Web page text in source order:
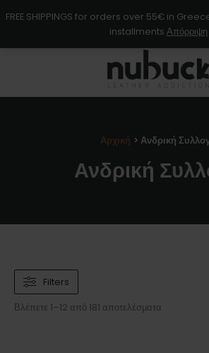
FREE SHIPPINGS for orders over 55€ in
installments Απόρριψη
στο
Αρχική Ανδρική
Ανδρική
Filters
Βλέπετε 1–12 από 181 αποτελέσματα